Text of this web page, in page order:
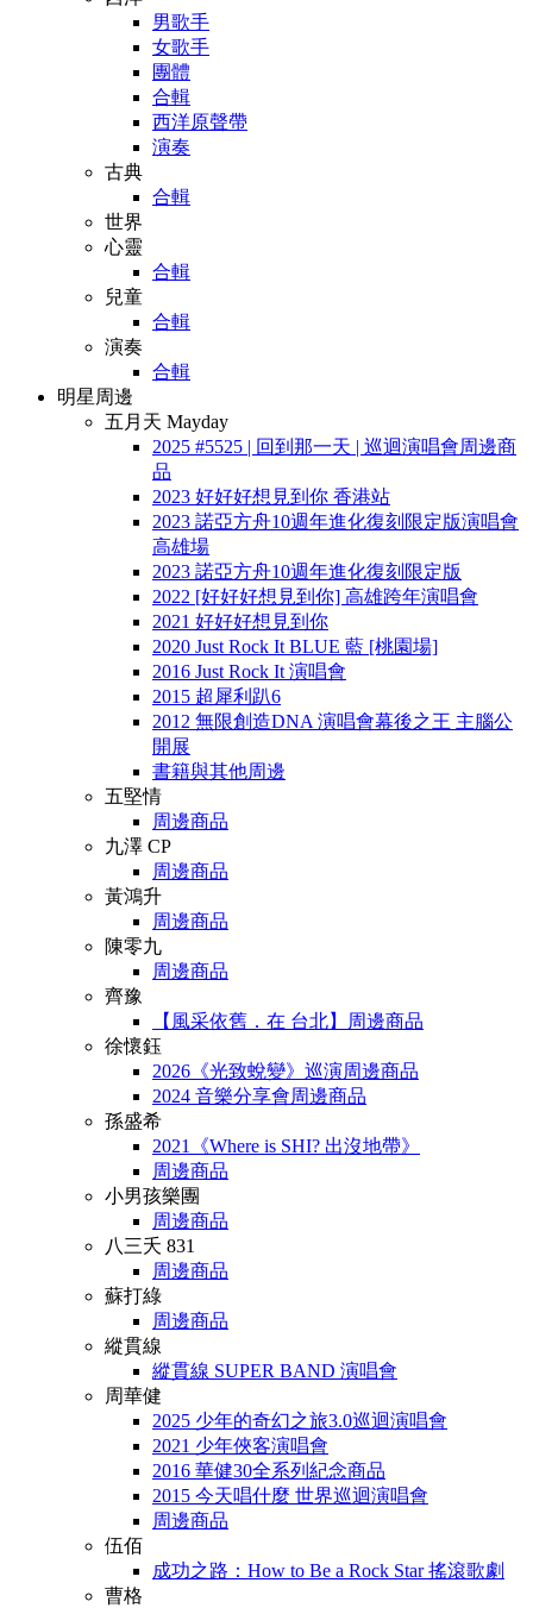
男歌手
女歌手
團體
合輯
西洋原聲帶
演奏
古典
合輯
世界
心靈
合輯
兒童
合輯
演奏
合輯
明星周邊
五月天 Mayday
2025 #5525 | 回到那一天 | 巡迴演唱會周邊商
品
2023 好好好想見到你 香港站
2023 諾亞方舟10週年進化復刻限定版演唱會
高雄場
2023 諾亞方舟10週年進化復刻限定版
2022 [好好好想見到你] 高雄跨年演唱會
2021 好好好想見到你
2020 Just Rock It BLUE 藍 [桃園場]
2016 Just Rock It 演唱會
2015 超犀利趴6
2012 無限創造DNA 演唱會幕後之王 主腦公
開展
書籍與其他周邊
五堅情
周邊商品
九澤 CP
周邊商品
黃鴻升
周邊商品
陳零九
周邊商品
齊豫
【風采依舊．在 台北】周邊商品
徐懷鈺
2026《光致蛻變》巡演周邊商品
2024 音樂分享會周邊商品
孫盛希
2021《Where is SHI? 出沒地帶》
周邊商品
小男孩樂團
周邊商品
八三夭 831
周邊商品
蘇打綠
周邊商品
縱貫線
縱貫線 SUPER BAND 演唱會
周華健
2025 少年的奇幻之旅3.0巡迴演唱會
2021 少年俠客演唱會
2016 華健30全系列紀念商品
2015 今天唱什麼 世界巡迴演唱會
周邊商品
伍佰
成功之路：How to Be a Rock Star 搖滾歌劇
曹格